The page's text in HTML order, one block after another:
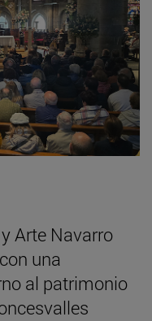
Arte Navarro
una
al patrimonio